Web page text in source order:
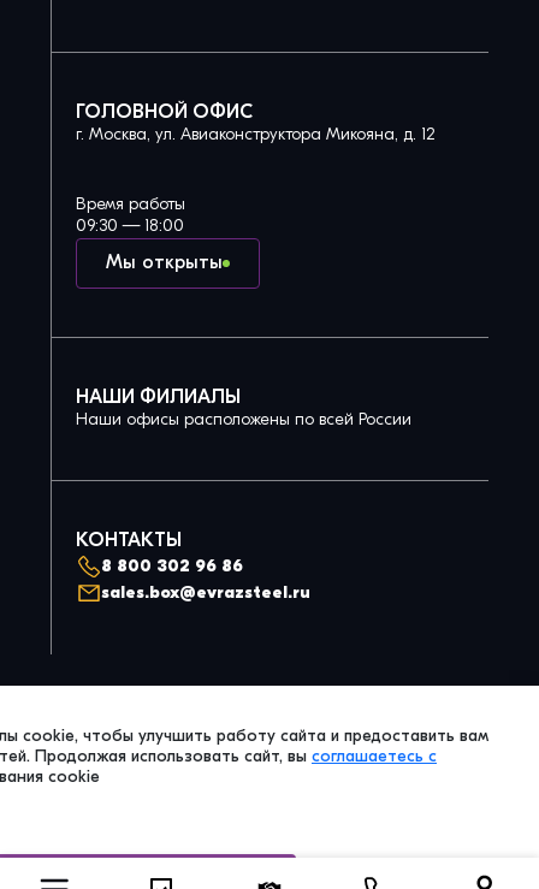
cookie, чтобы улучшить работу сайта и предоставить вам
Продолжая использовать сайт, вы соглашаетесь с
cookie
Принять
ГОЛОВНОЙ ОФИС
г. Москва, ул. Авиаконструктора Микояна, д. 12
Мы открыты
Время работы
09:30 — 18:00
НАШИ ФИЛИАЛЫ
Наши офисы расположены по всей России
КОНТАКТЫ
8 800 302 96 86
sales.box@evrazsteel.ru
© 2026 Evraz Steel Box. All Right Reserved.